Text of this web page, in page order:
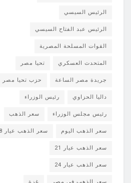
الرئيس السيسي
الرئيس عبد الفتاح السيسي
القوات المسلحة المصرية
المتحدث العسكري تحيا مصر
جريدة مصر الساعة حزب تحيا مصر
داليا الحزاوي رئيس الوزراء
رئيس مجلس الوزراء سعر الذهب
سعر الذهب اليوم سعر الذهب عيار 18
سعر الذهب عيار 21
سعر الذهب عيار 24
سعر الذهب في مصر غزة